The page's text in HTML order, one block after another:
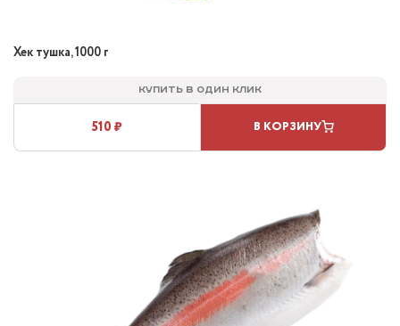
Хек тушка, 1000 г
Купить в один клик
510 ₽ В КОРЗИНУ